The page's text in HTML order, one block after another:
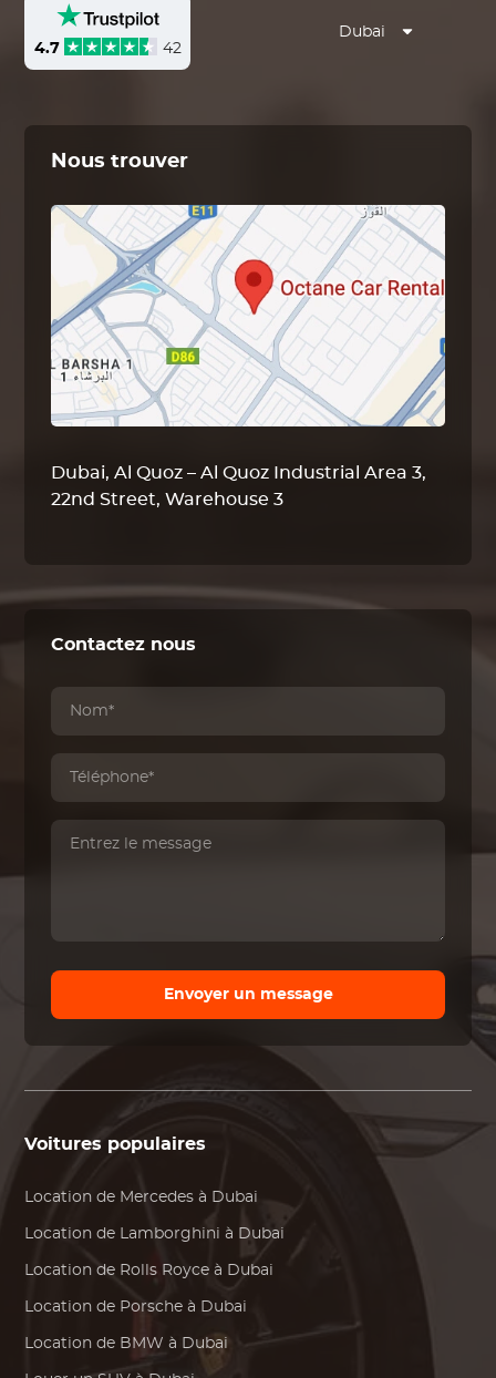
4.7 42
Dubai
Nous trouver
Dubai, Al Quoz – Al Quoz Industrial Area 3,
22nd Street, Warehouse 3
Contactez nous
Envoyer un message
Voitures populaires
Location de Mercedes à Dubai
Location de Lamborghini à Dubai
Location de Rolls Royce à Dubai
Location de Porsche à Dubai
Location de BMW à Dubai